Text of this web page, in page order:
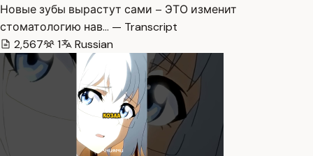
Новые зубы вырастут сами – ЭТО изменит
стоматологию нав… — Transcript
2,567
1 Russian